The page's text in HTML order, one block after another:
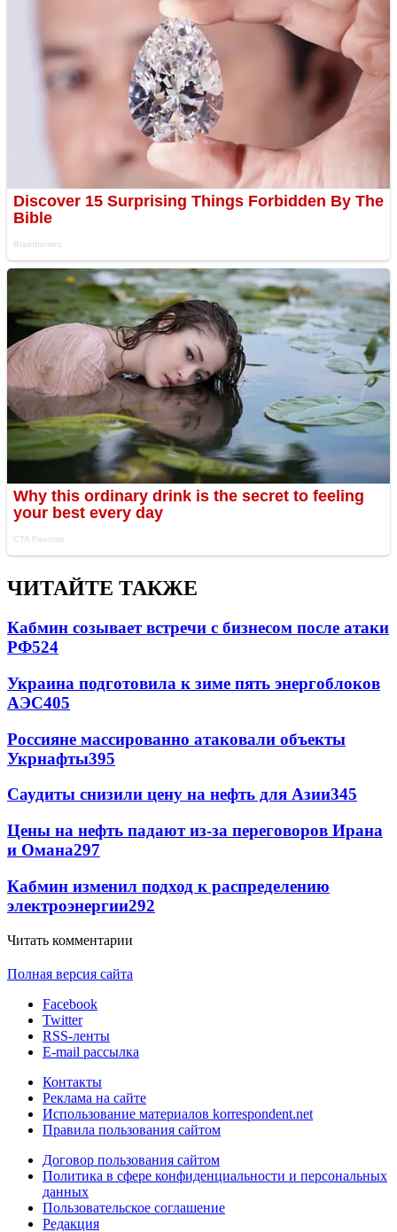
ЧИТАЙТЕ ТАКЖЕ
Кабмин созывает встречи с бизнесом после атаки
РФ524
Украина подготовила к зиме пять энергоблоков
АЭС405
Россияне массированно атаковали объекты
Укрнафты395
Саудиты снизили цену на нефть для Азии345
Цены на нефть падают из-за переговоров Ирана
и Омана297
Кабмин изменил подход к распределению
электроэнергии292
Читать комментарии
Полная версия сайта
Facebook
Twitter
RSS-ленты
E-mail рассылка
Контакты
Реклама на сайте
Использование материалов korrespondent.net
Правила пользования сайтом
Договор пользования сайтом
Политика в сфере конфиденциальности и персональных
данных
Пользовательское соглашение
Редакция